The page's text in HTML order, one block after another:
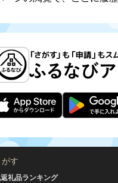
す
礼品ランキング